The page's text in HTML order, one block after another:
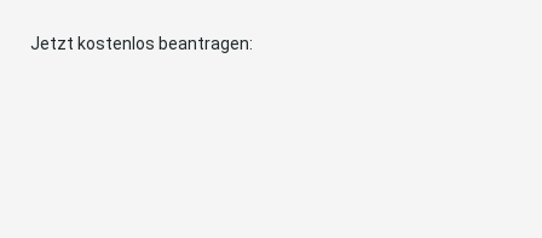
Jetzt kostenlos beantragen: